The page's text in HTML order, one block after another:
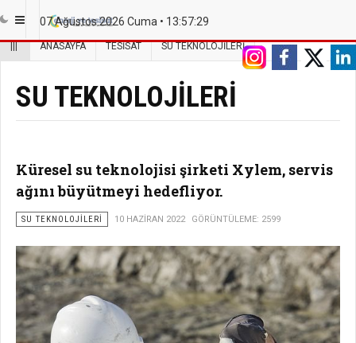
07 Ağustos 2026 Cuma • 13:57:30
ANASAYFA TESISAT SU TEKNOLOJILERI
SU TEKNOLOJILERI
Küresel su teknolojisi şirketi Xylem, servis
ağını büyütmeyi hedefliyor.
SU TEKNOLOJILERI 10 HAZIRAN 2022 GÖRÜNTÜLEME: 2599